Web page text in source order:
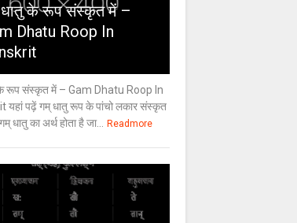
के रूप संस्कृत में –
Dhatu Roop In
रूप संस्कृत में – Gam Dhatu Roop In
यहां पढ़ें गम् धातु रूप के पांचो लकार संस्कृत
धातु का अर्थ होता है जा... Readmore